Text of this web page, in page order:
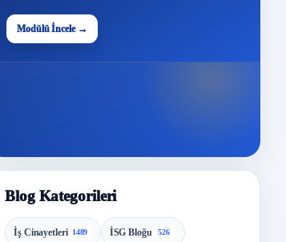
Modülü İncele →
48
Modül
Blog Kategorileri
İş Cinayetleri 1489 İSG Bloğu 526